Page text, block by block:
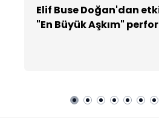
Elif Buse Doğan'dan
"En Büyük Aşkım"